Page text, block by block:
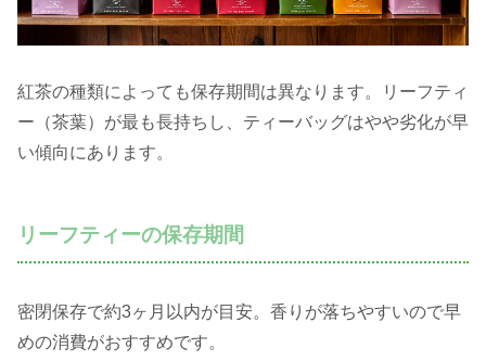
紅茶の種類によっても保存期間は異なります。リーフティ
ー（茶葉）が最も長持ちし、ティーバッグはやや劣化が早
い傾向にあります。
リーフティーの保存期間
密閉保存で約3ヶ月以内が目安。香りが落ちやすいので早
めの消費がおすすめです。